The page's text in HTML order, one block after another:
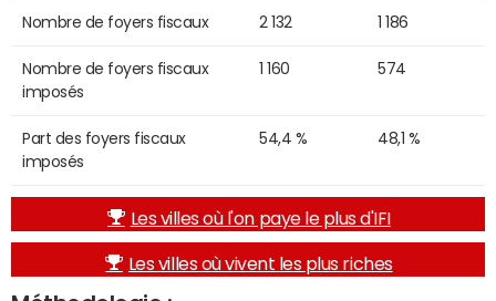
Nombre de foyers fiscaux 2 132 1 186
Nombre de foyers fiscaux
imposés
1 160 574
Part des foyers fiscaux
imposés
54,4 % 48,1 %
Les villes où l'on paye le plus d'IFI
Les villes où vivent les plus riches